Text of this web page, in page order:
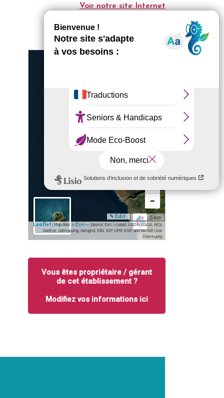
Voir notre site Internet
−
5 km
✎ Edit
Leaflet| Map data: ©Esri — Source: Esri, i-cubed, USDA, USGS, AEX,
GeoEye, Getmapping, Aerogrid, IGN, IGP, UPR-EGP, and the GIS User
Community
Vous êtes propriétaire / gérant
de cet établissement ?
Modifiez vos informations ici